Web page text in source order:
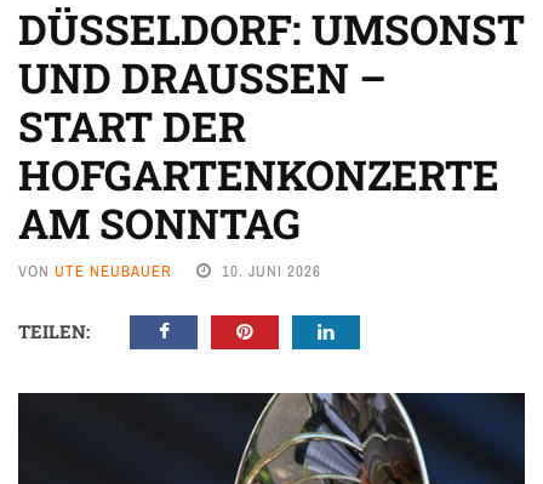
DÜSSELDORF: UMSONST
UND DRAUSSEN – S
TART DER H
OFGARTENKONZERTE A
M SONNTAG
VON UTE NEUBAUER 10. JUNI 2026
TEILEN: